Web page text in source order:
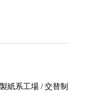
紙系工場 / 交替制